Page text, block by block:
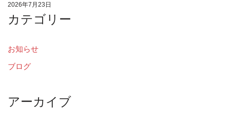
2026年7月23日
カテゴリー
お知らせ
ブログ
アーカイブ